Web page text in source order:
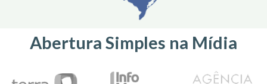
Abertura Simples na Mídia